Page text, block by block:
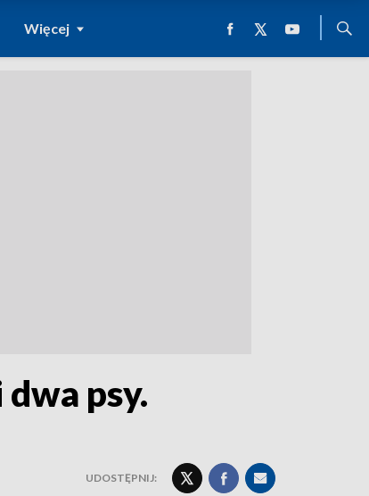
Więcej
psy.
UDOSTĘPNIJ: